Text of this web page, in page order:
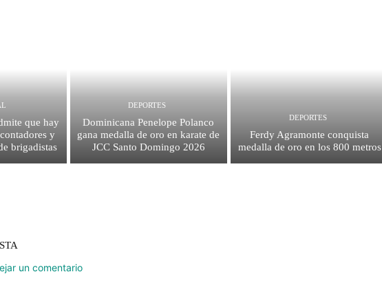
que hay
y
brigadistas
DEPORTES
Dominicana Penelope Polanco
gana medalla de oro en karate de
JCC Santo Domingo 2026
DEPORTES
Ferdy Agramonte conquista
medalla de oro en los 800 metros
un comentario